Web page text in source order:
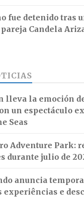
fue detenido tras
Candela
lleva la emoción
un espectáculo
Seas
Adventure Park:
durante julio de
anuncia
experiências e